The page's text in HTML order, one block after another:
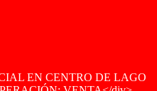
EN CENTRO DE LAGO